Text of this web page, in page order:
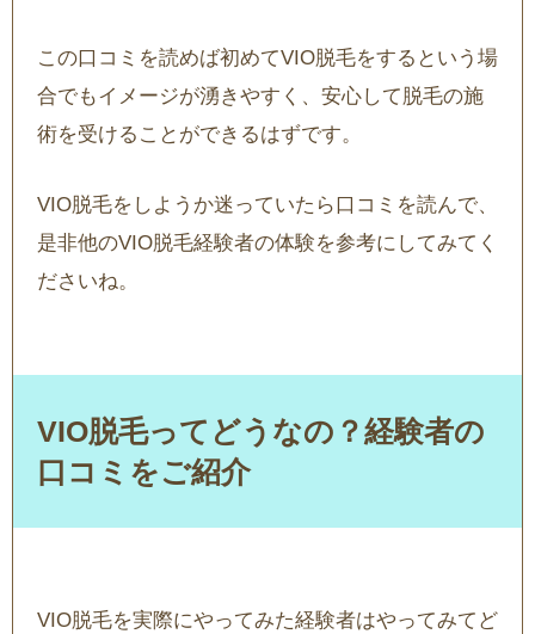
この口コミを読めば初めてVIO脱毛をするという場
合でもイメージが湧きやすく、安心して脱毛の施
術を受けることができるはずです。
VIO脱毛をしようか迷っていたら口コミを読んで、
是非他のVIO脱毛経験者の体験を参考にしてみてく
ださいね。
VIO脱毛ってどうなの？経験者の
口コミをご紹介
VIO脱毛を実際にやってみた経験者はやってみてど